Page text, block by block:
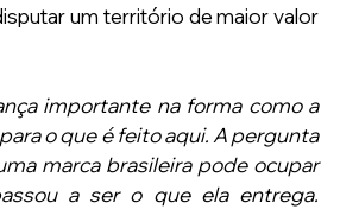
um território de maior valor
importante na forma como a
o que é feito aqui. A pergunta
marca brasileira pode ocupar
a ser o que ela entrega.